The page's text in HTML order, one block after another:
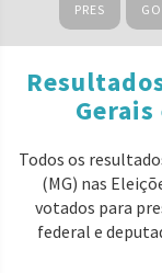
PRES
Todos os
(MG) nas
votados para
federal e